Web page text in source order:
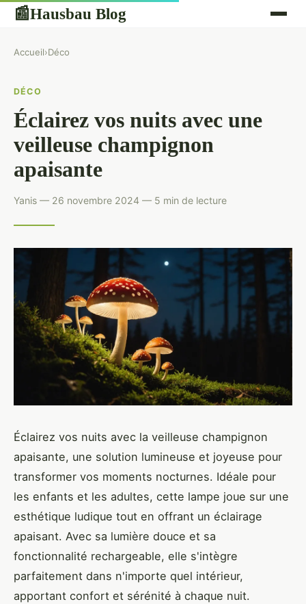
📰Hausbau Blog
Accueil›Déco
DÉCO
Éclairez vos nuits avec une
veilleuse champignon
apaisante
Yanis — 26 novembre 2024 — 5 min de lecture
Éclairez vos nuits avec la veilleuse champignon
apaisante, une solution lumineuse et joyeuse pour
transformer vos moments nocturnes. Idéale pour
les enfants et les adultes, cette lampe joue sur une
esthétique ludique tout en offrant un éclairage
apaisant. Avec sa lumière douce et sa
fonctionnalité rechargeable, elle s'intègre
parfaitement dans n'importe quel intérieur,
apportant confort et sérénité à chaque nuit.